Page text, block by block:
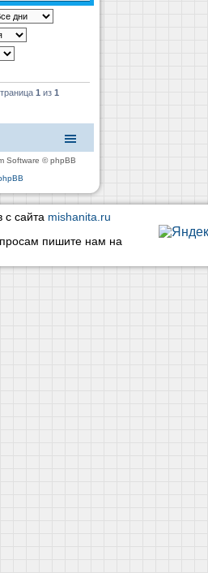
1 из1
Software © phpBB
с сайта mishanita.ru
пишите нам на